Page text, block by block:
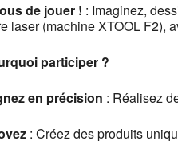
de jouer ! : Imaginez,
laser (machine XTOOL F2),
participer ?
en précision : Réalisez
: Créez des produits